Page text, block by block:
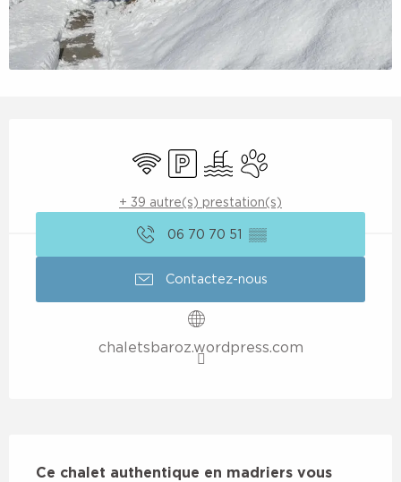
WiFi ParkingPiscineAnimaux acceptés
+ 39 autre(s) prestation(s)
06 70 70 51 ▒▒
Contactez-nous
chaletsbaroz.wordpress.com
Ce chalet authentique en madriers vous